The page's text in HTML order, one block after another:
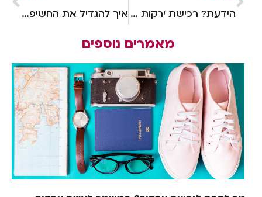
הידעת? רכישת ירקות אורגניים למשרד היא הוצאה מוכרת! איך להגדיל את החשיפה לעסק שלך?
מאמרים נוספים